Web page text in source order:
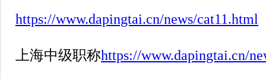
https://www.dapingtai.cn/news/cat11.html
上海中级职称https://www.dapingtai.cn/